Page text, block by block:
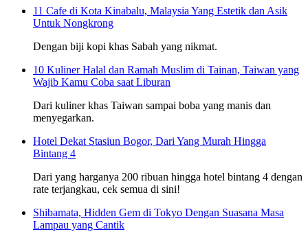
11 Cafe di Kota Kinabalu, Malaysia Yang Estetik dan Asik
Untuk Nongkrong
Dengan biji kopi khas Sabah yang nikmat.
10 Kuliner Halal dan Ramah Muslim di Tainan, Taiwan yang
Wajib Kamu Coba saat Liburan
Dari kuliner khas Taiwan sampai boba yang manis dan
menyegarkan.
Hotel Dekat Stasiun Bogor, Dari Yang Murah Hingga
Bintang 4
Dari yang harganya 200 ribuan hingga hotel bintang 4 dengan
rate terjangkau, cek semua di sini!
Shibamata, Hidden Gem di Tokyo Dengan Suasana Masa
Lampau yang Cantik